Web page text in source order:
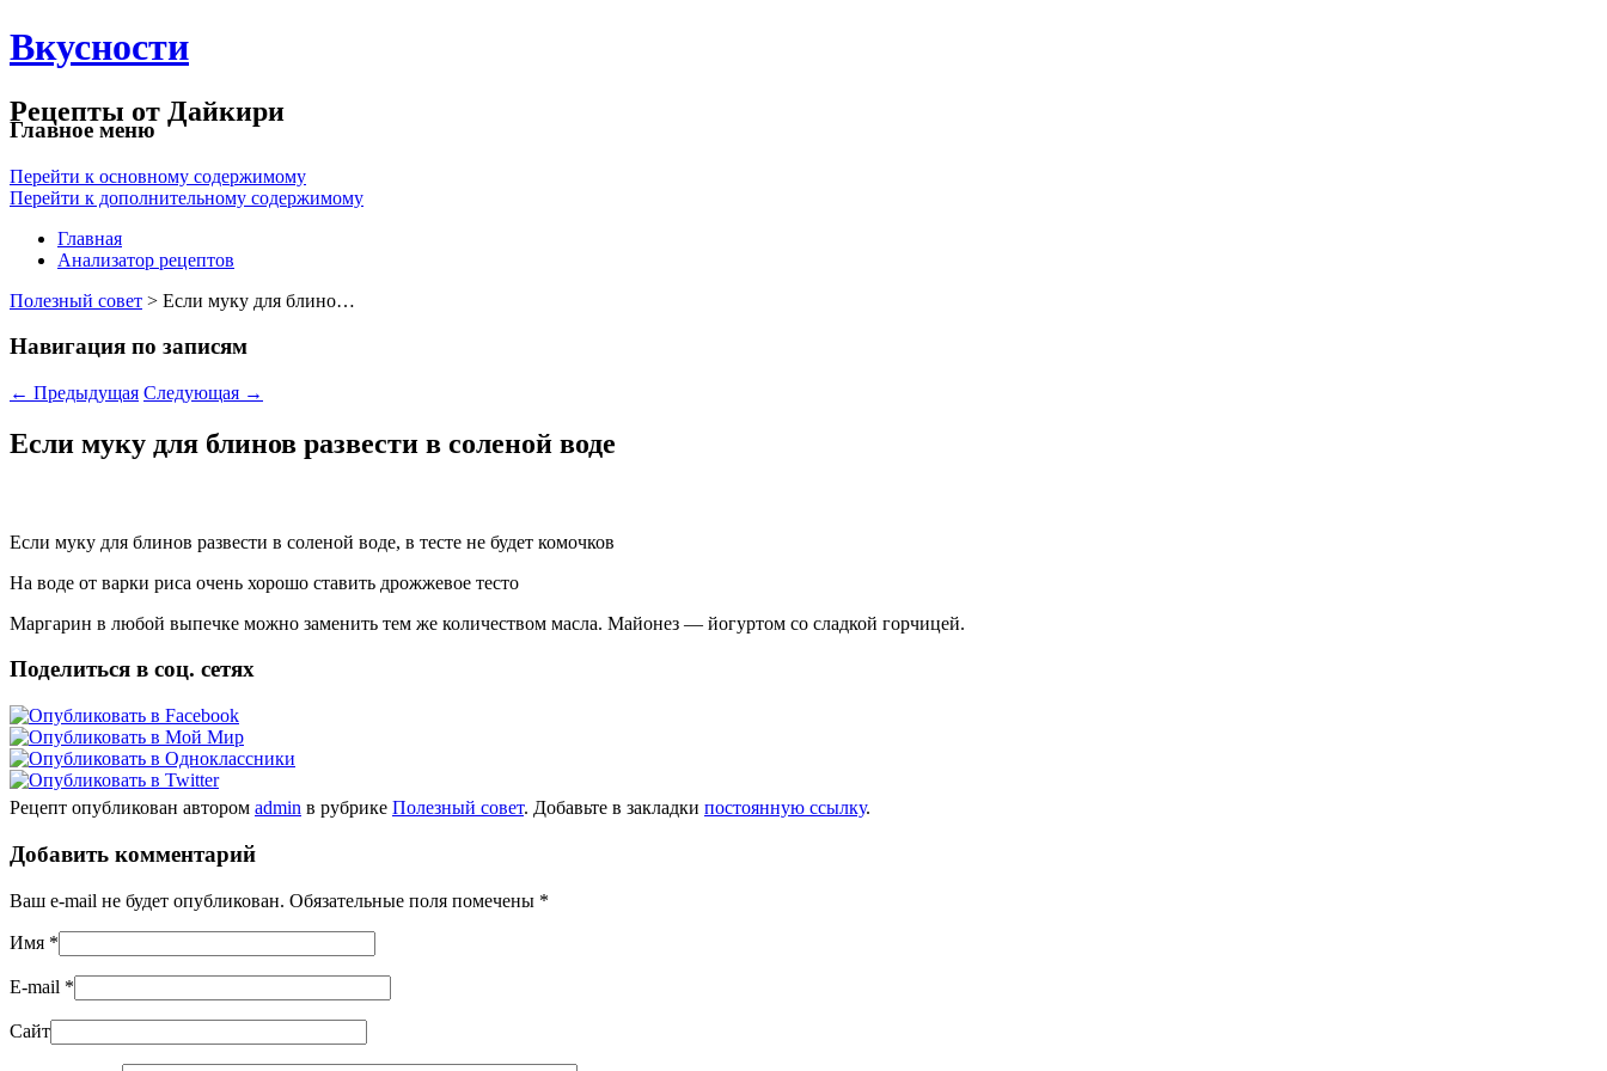
Вкусности
Рецепты от Дайкири
Главное меню
Перейти к основному содержимому
Перейти к дополнительному содержимому
Главная
Анализатор рецептов
Полезный совет > Если муку для блино…
Навигация по записям
← Предыдущая Следующая →
Если муку для блинов развести в соленой воде
Если муку для блинов развести в соленой воде, в тесте не будет комочков
На воде от варки риса очень хорошо ставить дрожжевое тесто
Маргарин в любой выпечке можно заменить тем же количеством масла. Майонез — йогуртом со сладкой горчицей.
Поделиться в соц. сетях
Рецепт опубликован автором admin в рубрике Полезный совет. Добавьте в закладки постоянную ссылку.
Добавить комментарий
Ваш e-mail не будет опубликован. Обязательные поля помечены *
Имя *
E-mail *
Сайт